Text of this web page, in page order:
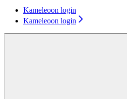
Kameleoon login
Kameleoon login